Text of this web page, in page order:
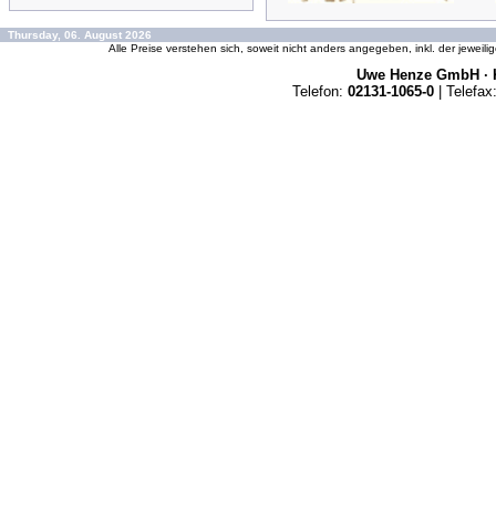
Thursday, 06. August 2026
Alle Preise verstehen sich, soweit nicht anders angegeben, inkl. der
Uwe Henze GmbH ·
Telefon: 02131-1065-0 | Telefax: